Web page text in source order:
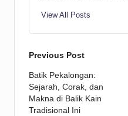
View All Posts
Post
navigation
Previous Post
Batik Pekalongan:
Sejarah, Corak, dan
Makna di Balik Kain
Tradisional Ini